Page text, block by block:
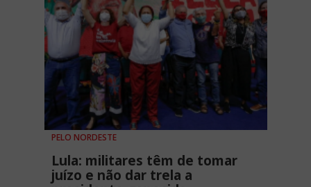
PELO NORDESTE
Lula: militares têm de tomar
juízo e não dar trela a